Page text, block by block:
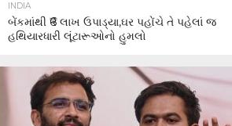
INDIA
બેંકમાંથી ₹6 લાખ ઉપાડ્યા,ઘર પહોંચે તે પહેલાં જ
હથિયારધારી લૂંટારૂઓનો હુમલો